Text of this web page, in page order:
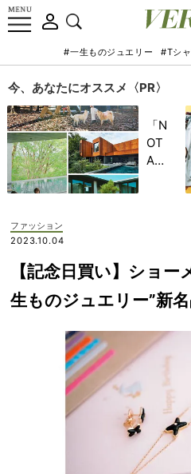
#一生ものジュエリー #Tシ
今、あなたにオススメ〈PR〉
「N
OT
A
記憶
に一
生残
【極
上の
旅】
ファッション
2023.10.04
【記念日買い】ショ
生ものジュエリー”新